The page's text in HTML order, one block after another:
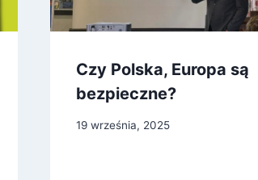
Czy Polska, Europa są
bezpieczne?
19 września, 2025